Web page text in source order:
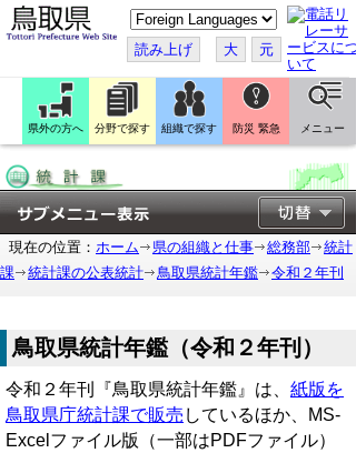
こ
の
ペ
ー
ジ
翻
訳
す
読み上げ 大 元
県外の方へ 分野で探す 組織で探す 防災 緊急 メニュー
現在の位置： ホーム 県の組織と仕事 総務部
統計
課
統計課の公表統計 鳥取県統計年鑑 令和２年刊
鳥取県統計年鑑（令和２年刊）
令和２年刊『鳥取県統計年鑑』は、 紙版を
鳥取県庁統計課で販売 しているほか、MS-
Excelファイル版（一部はPDFファイル）